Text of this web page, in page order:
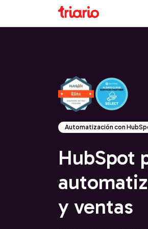
Automatización con
HubSpot
y ventas